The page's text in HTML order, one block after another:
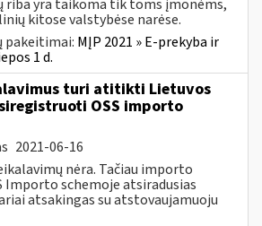
riba yra taikoma tik toms įmonėms,
kitose valstybėse narėse.
pakeitimai: MĮP 2021 » E-prekyba ir
1 d.
turi atitikti Lietuvos
OSS importo
2021-06-16
nėra. Tačiau importo
Importo schemoje atsiradusias
atsakingas su atstovaujamuoju